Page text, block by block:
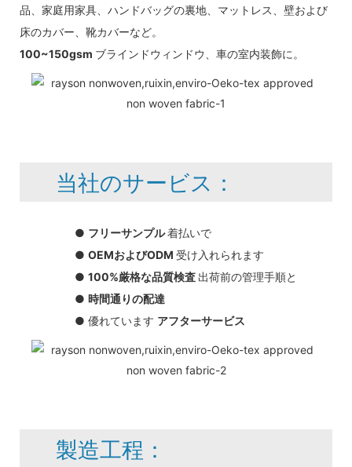
品、家庭用家具、ハンドバッグの裏地、マットレス、壁および
床のカバー、靴カバーなど。
100~150gsm ブラインドウィンドウ、車の室内装飾に。
当社のサービス：
● フリーサンプル着払いで
● OEMおよびODM 受け入れられます
● 100%厳格な品質検査 出荷前の管理手順と
● 時間通りの配達
● 優れています アフターサービス
製造工程：